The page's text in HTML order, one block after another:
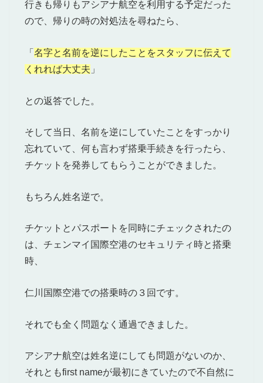
行きも帰りもアシアナ航空を利用する予定だった
ので、帰りの時の対処法を尋ねたら、
「 名字と名前を逆にしたことをスタッフに伝えて
くれれば大丈夫 」
との返答でした。
そして当日、名前を逆にしていたことをすっかり
忘れていて、何も言わず搭乗手続きを行ったら、
チケットを発券してもらうことができました。
もちろん姓名逆で。
チケットとパスポートを同時にチェックされたの
は、チェンマイ国際空港のセキュリティ時と搭乗
時、
仁川国際空港での搭乗時の３回です。
それでも全く問題なく通過できました。
アシアナ航空は姓名逆にしても問題がないのか、
それともfirst nameが最初にきていたので不自然に